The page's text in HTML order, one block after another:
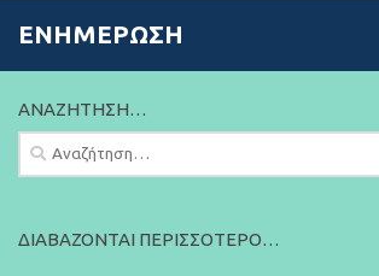
ΕΝΗΜΈΡΩΣΗ
ΑΝΑΖΉΤΗΣΗ…
Αναζήτηση
για:
ΔΙΑΒΆΖΟΝΤΑΙ ΠΕΡΙΣΣΌΤΕΡΟ…